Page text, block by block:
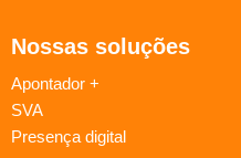
Nossas soluções
Apontador +
SVA
Presença digital